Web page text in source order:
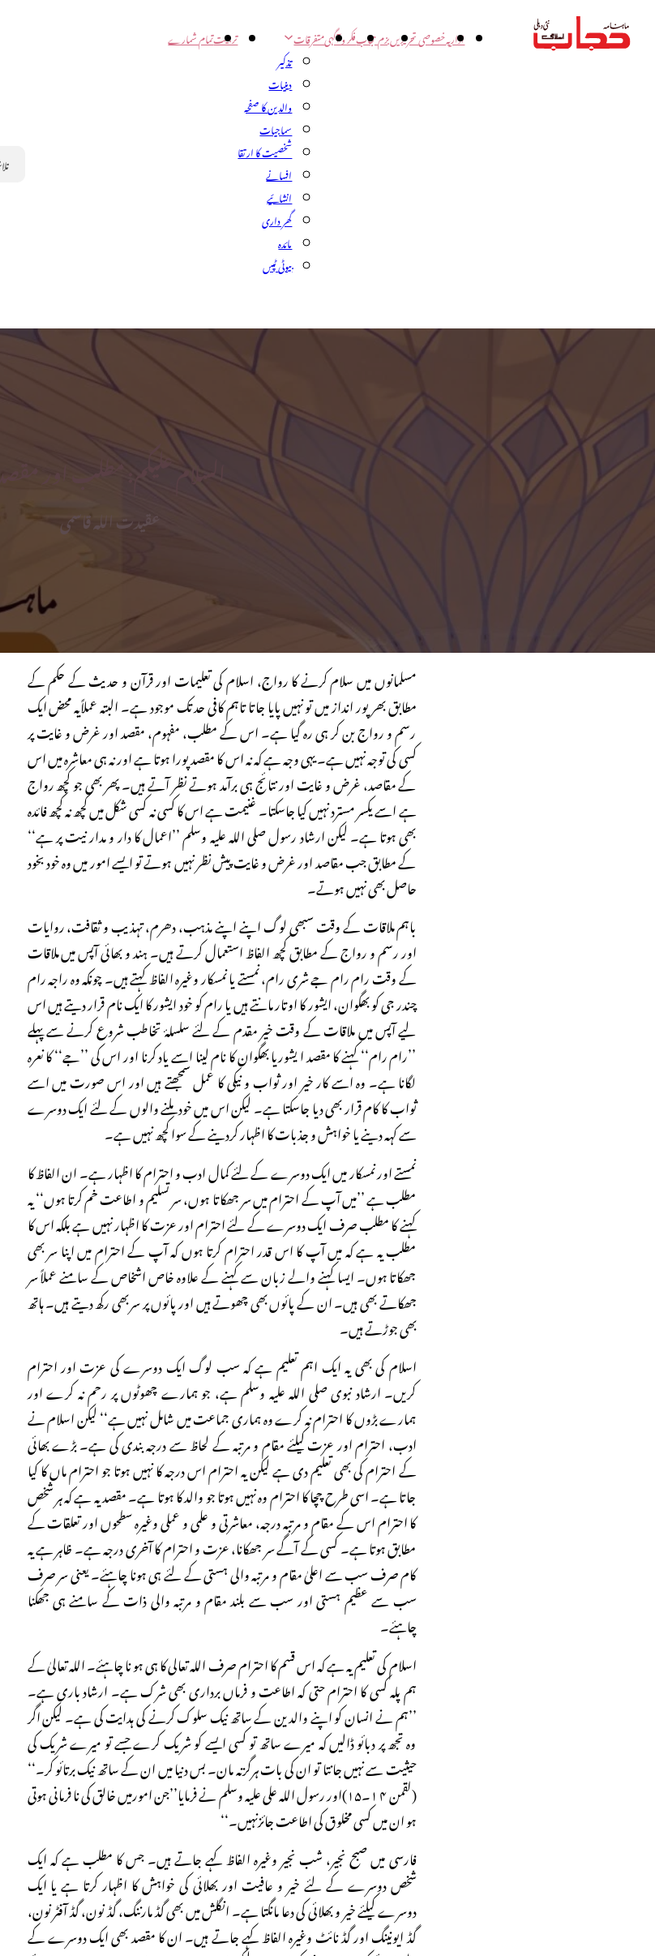
اداریہخصوصی تحریریںبزم حجابفکر و آگہیمتفرقات
تذکیر
دینیات
والدین کا صفحہ
سماجیات
شخصیت کا ارتقا
افسانے
انشائیے
گھر داری
مائدہ
بیوٹی ٹپس
تربیتتمام شمارے
Search
السلام علیکم: مطلب اور مقصد
عقیدت اللہ قاسمی
مسلمانوں میں سلام کرنے کا رواج، اسلام کی تعلیمات اور قرآن و حدیث کے حکم کے
مطابق بھر پور انداز میں تو نہیں پایا جاتا تاہم کافی حد تک موجود ہے۔ البتہ عملاًیہ محض ایک
رسم و رواج بن کر ہی رہ گیا ہے۔ اس کے مطلب، مفہوم، مقصد اور غرض و غایت پر
کسی کی توجہ نہیں ہے۔ یہی وجہ ہے کہ نہ اس کا مقصد پورا ہوتا ہے اور نہ ہی معاشرہ میں اس
کے مقاصد، غرض و غایت اور نتائج ہی برآمد ہوتے نظر آتے ہیں۔ پھر بھی جو کچھ رواج
ہے اسے یکسر مسترد نہیں کیا جاسکتا۔ غنیمت ہے اس کا کسی نہ کسی شکل میں کچھ نہ کچھ فائدہ
بھی ہوتا ہے۔ لیکن ارشاد رسول صلی اللہ علیہ وسلم ’’اعمال کا دار و مدار نیت پر ہے‘‘
کے مطابق جب مقاصد اور غرض و غایت پیش نظر نہیں ہوتے تو ایسے امور میں وہ خود بخود
حاصل بھی نہیں ہوتے۔
باہم ملاقات کے وقت سبھی لوگ اپنے اپنے مذہب، دھرم، تہذیب و ثقافت، روایات
اور رسم و رواج کے مطابق کچھ الفاظ استعمال کرتے ہیں۔ ہند و بھائی آپس میں ملاقات
کے وقت رام رام جے شری رام، نمستے یا نمسکار وغیرہ الفاظ کہتے ہیں۔ چونکہ وہ راجہ رام
چندر جی کو بھگوان، ایشور کا اوتار مانتے ہیں یا رام کو خود ایشور کا ایک نام قرار دیتے ہیں اس
لیے آپس میں ملاقات کے وقت خیر مقدم کے لئے سلسلۂ تخاطب شروع کرنے سے پہلے
’’رام رام‘‘ کہنے کا مقصد ا یشوریا بھگوان کا نام لینا اسے یاد کرنا اور اس کی ’’جے‘‘ کا نعرہ
لگانا ہے۔ وہ اسے کار خیر اور ثواب و نیکی کا عمل سمجھتے ہیں اور اس صورت میں اسے
ثواب کا کام قرار بھی دیا جاسکتا ہے۔ لیکن اس میں خود ملنے والوں کے لئے ایک دوسرے
سے کہہ دینے یا خواہش و جذبات کا اظہار کردینے کے سوا کچھ نہیں ہے۔
نمستے اور نمسکار میں ایک دوسرے کے لئے کمال ادب و احترام کا اظہار ہے۔ ان الفاظ کا
مطلب ہے ’’میں آپ کے احترام میں سر جھکاتا ہوں، سر تسلیم و اطاعت خم کرتا ہوں‘‘ یہ
کہنے کا مطلب صرف ایک دوسرے کے لئے احترام اور عزت کا اظہار نہیں ہے بلکہ اس کا
مطلب یہ ہے کہ میں آپ کا اس قدر احترام کرتا ہوں کہ آپ کے احترام میں اپنا سر بھی
جھکاتا ہوں۔ ایسا کہنے والے زبان سے کہنے کے علاوہ خاص اشخاص کے سامنے عملاً سر
جھکاتے بھی ہیں۔ ان کے پائوں بھی چھوتے ہیں اور پائوں پر سربھی رکھ دیتے ہیں۔ ہاتھ
بھی جوڑتے ہیں۔
اسلام کی بھی یہ ایک اہم تعلیم ہے کہ سب لوگ ایک دوسرے کی عزت اور احترام
کریں۔ ارشاد نبوی صلی اللہ علیہ وسلم ہے، جو ہمارے چھوٹوں پر رحم نہ کرے اور
ہمارے بڑوں کا احترام نہ کرے وہ ہماری جماعت میں شامل نہیں ہے‘‘ لیکن اسلام نے
ادب، احترام اور عزت کیلئے مقام و مرتبہ کے لحاظ سے درجہ بندی کی ہے۔ بڑے بھائی
کے احترام کی بھی تعلیم دی ہے لیکن یہ احترام اس درجہ کا نہیں ہوتا جو احترام ماں کا کیا
جاتا ہے۔ اسی طرح چچا کا احترام وہ نہیں ہوتا جو والد کا ہوتا ہے۔ مقصد یہ ہے کہ ہر شخص
کا احترام اس کے مقام و مرتبہ درجہ، معاشرتی و علمی و عملی وغیرہ سطحوں اور تعلقات کے
مطابق ہوتا ہے۔ کسی کے آگے سر جھکانا، عزت و احترام کا آخری درجہ ہے۔ ظاہر ہے یہ
کام صرف سب سے اعلیٰ مقام و مرتبہ والی ہستی کے لئے ہی ہونا چاہئے۔ یعنی سر صرف
سب سے عظیم ہستی اور سب سے بلند مقام و مرتبہ والی ذات کے سامنے ہی جھکنا
چاہئے۔
اسلام کی تعلیم یہ ہے کہ اس قسم کا احترام صرف اللہ تعالی کا ہی ہو نا چاہئے۔ اللہ تعالیٰ کے
ہم پلہ کسی کا احترام حتی کہ اطاعت و فرماں برداری بھی شرک ہے۔ ارشاد باری ہے۔
’’ہم نے انسان کو اپنے والدین کے ساتھ نیک سلوک کرنے کی ہدایت کی ہے۔ لیکن اگر
وہ تجھ پر دبائو ڈالیں کہ میرے ساتھ تو کسی ایسے کو شریک کرے جسے تو میرے شریک کی
حیثیت سے نہیں جانتا تو ان کی بات ہرگزنہ مان۔ بس دنیا میں ان کے ساتھ نیک برتائو کر۔‘‘
(لقمن ۴ ۱۔۱۵)اور رسول اللہ علی علیہ وسلم نے فرمایا’’جن امورمیں خالق کی نا فرمانی ہوتی
ہو ان میں کسی مخلوق کی اطاعت جائزنہیں۔‘‘
فارسی میں صبح نجیر، شب نجیر وغیرہ الفاظ کہے جاتے ہیں۔ جس کا مطلب ہے کہ ایک
شخص دوسرے کے لئے خیر و عافیت اور بھلائی کی خواہش کا اظہار کرتا ہے یا ایک
دوسرے کیلئے خیر و بھلائی کی دعا مانگتا ہے۔ انگلش میں بھی گڈ مارننگ، گڈ نون، گڈ آفٹر نون،
گڈ ایونینگ اور گڈ نائٹ وغیرہ الفاظ کہے جاتے ہیں۔ ان کا مقصد بھی ایک دوسرے کے